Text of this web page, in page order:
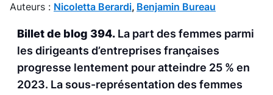
Auteurs : Nicoletta Berardi, Benjamin Bureau
Billet de blog 394. La part des femmes parmi
les dirigeants d’entreprises françaises
progresse lentement pour atteindre 25 % en
2023. La sous-représentation des femmes